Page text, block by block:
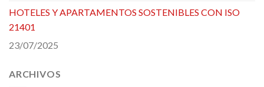
HOTELES Y APARTAMENTOS SOSTENIBLES CON ISO
21401
23/07/2025
ARCHIVOS